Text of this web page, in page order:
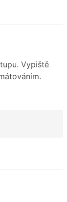
Vypiště